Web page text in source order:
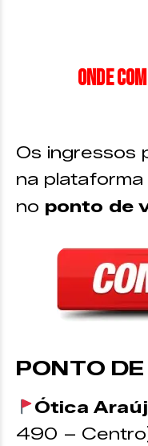
Onde
Os ingressos
na plataforma
no ponto de
PONTO
Ótica
490 –